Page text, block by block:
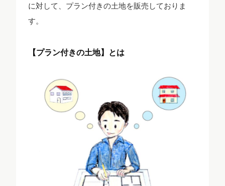
に対して、プラン付きの土地を販売しておりま
す。
【プラン付きの土地】とは